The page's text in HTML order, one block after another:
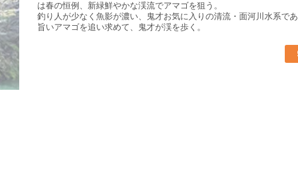
は春の恒例、新緑鮮やかな渓流でアマゴを狙う。
釣り人が少なく魚影が濃い、鬼才お気に入りの清流・面河川水系で
旨いアマゴを追い求めて、鬼才が渓を歩く。